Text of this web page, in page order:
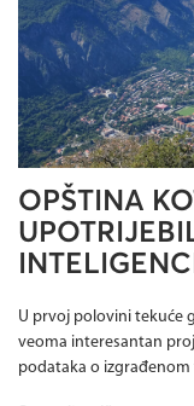
OPŠTINA
U prvoj polovini tekuće
veoma interesantan
podataka o